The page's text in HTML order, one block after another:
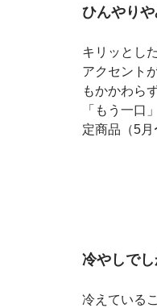
ひんやり
キリッとし
アクセント
もかかわら
「もう一口
定商品（5
冷やしで
冷えている